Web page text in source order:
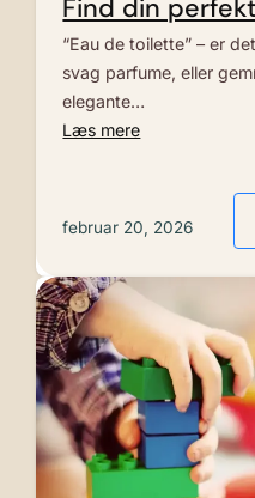
Find din
tips og
“Eau de toilette” – er
svag parfume, eller
elegante…
Læs mere
februar 20, 2026